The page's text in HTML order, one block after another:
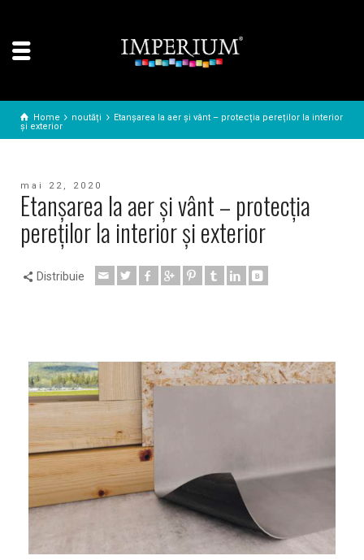
Home noutăți
Etanșarea la aer și vânt – protecția pereților la interior
și exterior
mai 22, 2020
Etanșarea la aer și vânt – protecția
pereților la interior și exterior
Distribuie